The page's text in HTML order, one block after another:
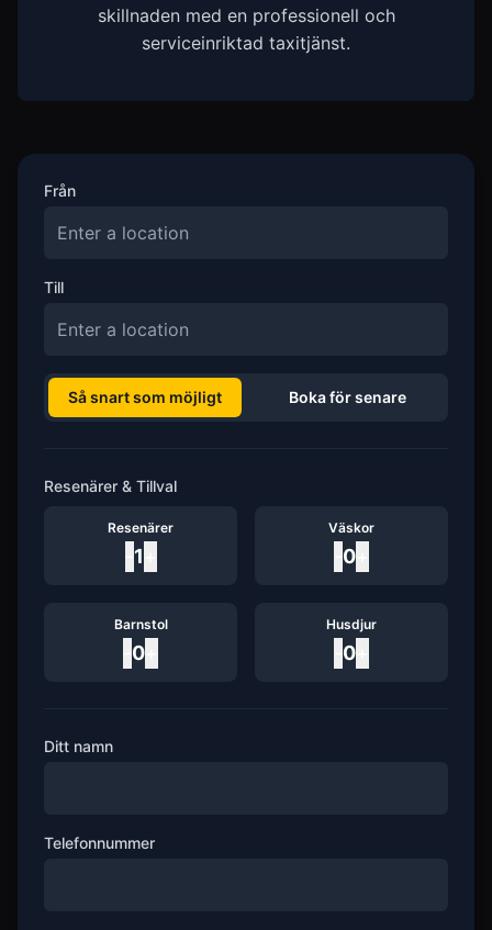
skillnaden med en professionell och
serviceinriktad taxitjänst.
Från
Till
Så snart som möjligt Boka för senare
Resenärer & Tillval
Resenärer
1
Väskor
0
Barnstol
0
Husdjur
0
Ditt namn
Telefonnummer